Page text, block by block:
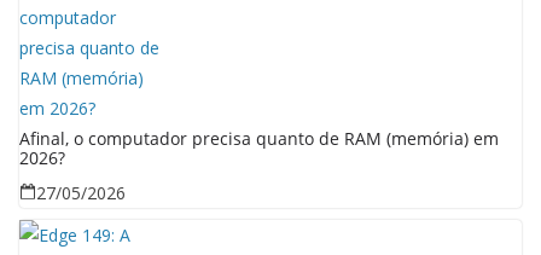
Afinal, o computador precisa quanto de RAM (memória) em
2026?
27/05/2026